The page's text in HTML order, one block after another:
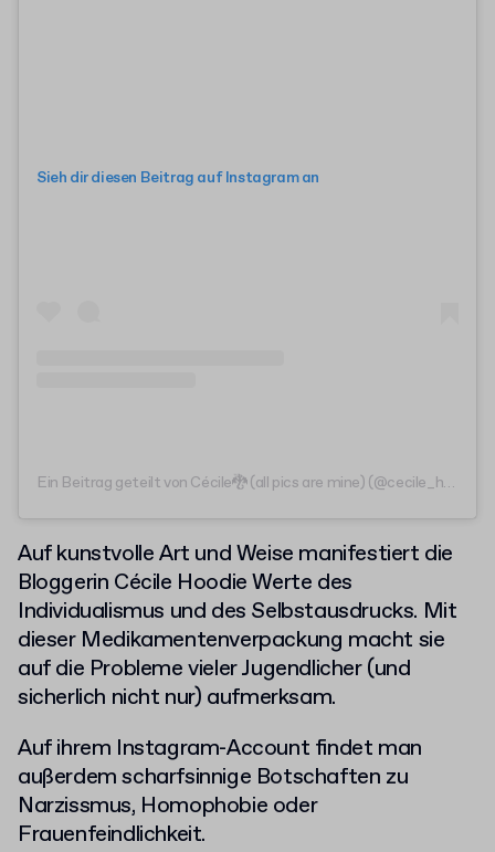
Sieh dir diesen Beitrag auf Instagram an
Ein Beitrag geteilt von Cécile🐉 (all pics are mine) (@cecile_hoodie)
Auf kunstvolle Art und Weise manifestiert die
Bloggerin Cécile Hoodie Werte des
Individualismus und des Selbstausdrucks. Mit
dieser Medikamentenverpackung macht sie
auf die Probleme vieler Jugendlicher (und
sicherlich nicht nur) aufmerksam.
Auf ihrem Instagram-Account findet man
außerdem scharfsinnige Botschaften zu
Narzissmus, Homophobie oder
Frauenfeindlichkeit.